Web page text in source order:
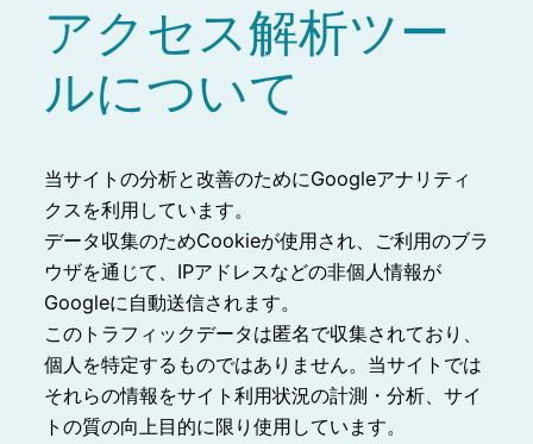
アクセス解析ツー
ルについて
当サイトの分析と改善のためにGoogleアナリティ
クスを利用しています。
データ収集のためCookieが使用され、ご利用のブラ
ウザを通じて、IPアドレスなどの非個人情報が
Googleに自動送信されます。
このトラフィックデータは匿名で収集されており、
個人を特定するものではありません。当サイトでは
それらの情報をサイト利用状況の計測・分析、サイ
トの質の向上目的に限り使用しています。